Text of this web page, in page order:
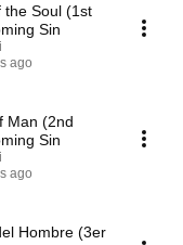
pueden ayudarnos a
the Soul (1st
Sin
ago
Man (2nd
Sin
ago
Hombre (3er